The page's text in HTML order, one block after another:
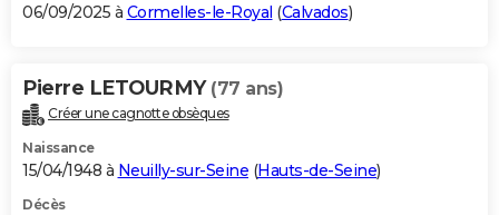
06/09/2025 à Cormelles-le-Royal (Calvados)
Pierre LETOURMY (77 ans)
Créer une cagnotte obsèques
Naissance
15/04/1948 à Neuilly-sur-Seine (Hauts-de-Seine)
Décès